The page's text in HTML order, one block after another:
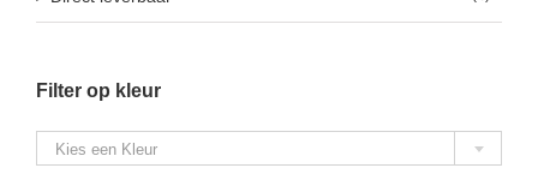
Filter op kleur

Kies een Kleur